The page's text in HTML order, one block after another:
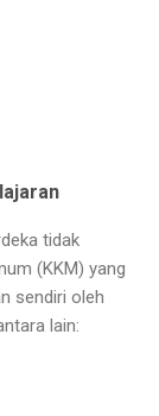
tidak
(KKM) yang
sendiri oleh
lain: